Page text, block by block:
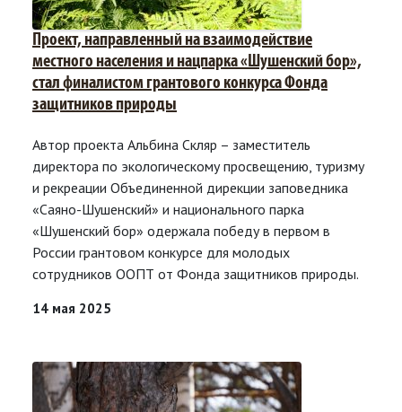
Проект, направленный на взаимодействие
местного населения и нацпарка «Шушенский бор»,
стал финалистом грантового конкурса Фонда
защитников природы
Автор проекта Альбина Скляр – заместитель
директора по экологическому просвещению, туризму
и рекреации Объединенной дирекции заповедника
«Саяно-Шушенский» и национального парка
«Шушенский бор» одержала победу в первом в
России грантовом конкурсе для молодых
сотрудников ООПТ от Фонда защитников природы.
14 мая 2025